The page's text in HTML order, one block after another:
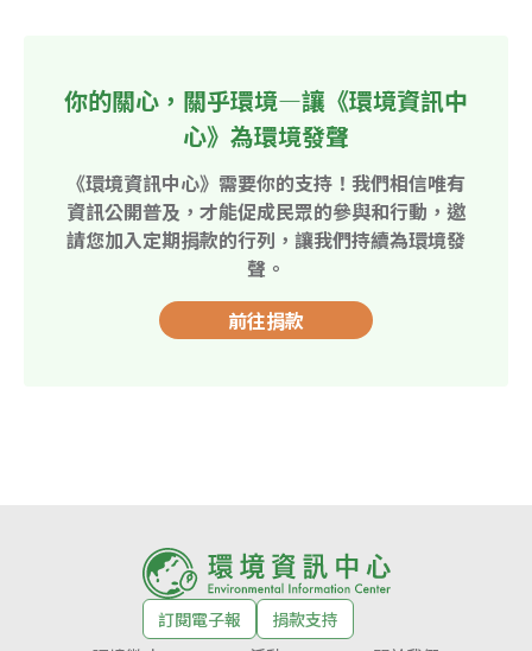
你的關心，關乎環境—讓《環境資訊中
心》為環境發聲
《環境資訊中心》需要你的支持！我們相信唯有
資訊公開普及，才能促成民眾的參與和行動，邀
請您加入定期捐款的行列，讓我們持續為環境發
聲。
前往捐款
訂閱電子報
捐款支持